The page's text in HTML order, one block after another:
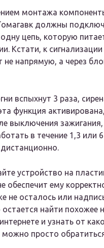
монтажа
должны
цепь, которую
Кстати, к
не напрямую, а через
вспыхнут 3 раза,
функция активирована,
выключения зажигания,
в течение 1,3 или
устройство на
обеспечит ему
не осталось или
остается найти похожее
и узнать от
просто